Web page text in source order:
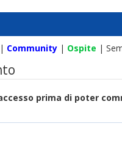
| Community | Ospite |
prima di poter